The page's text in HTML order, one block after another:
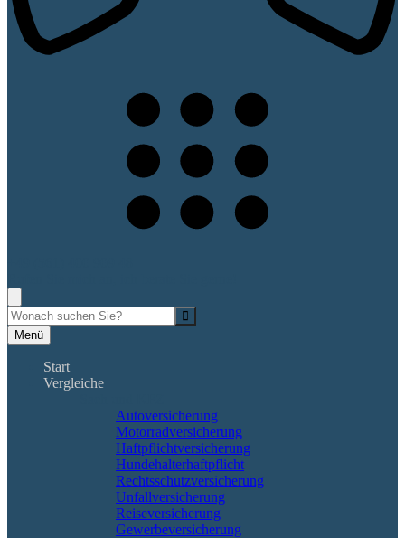
Menü
Start
Vergleiche
Autoversicherung
Motorradversicherung
Haftpflichtversicherung
Hundehalterhaftpflicht
Rechtsschutzversicherung
Unfallversicherung
Reiseversicherung
Gewerbeversicherung